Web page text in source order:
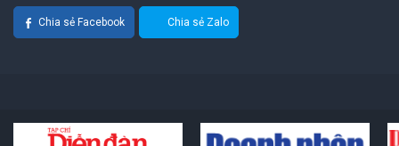
Chia sẻ Facebook Chia sẻ Zalo